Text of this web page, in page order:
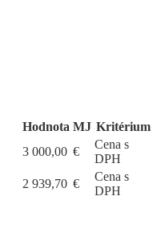
Hodnota MJ Kritérium
3 000,00 €
Cena s
DPH
2 939,70 €
Cena s
DPH